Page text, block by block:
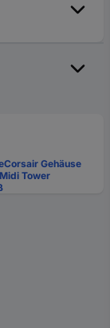
Corsair Gehäuse
Midi Tower